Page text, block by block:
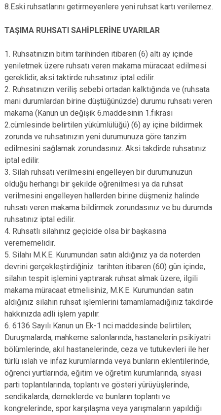
8.Eski ruhsatlarını getirmeyenlere yeni ruhsat kartı verilemez.
TAŞIMA RUHSATI SAHİPLERİNE UYARILAR
1. Ruhsatınızın bitim tarihinden itibaren (6) altı ay içinde
yeniletmek üzere ruhsatı veren makama müracaat edilmesi
gereklidir, aksi taktirde ruhsatınız iptal edilir.
2. Ruhsatınızın veriliş sebebi ortadan kalktığında ve (ruhsata
mani durumlardan birine düştüğünüzde) durumu ruhsatı veren
makama (Kanun un değişik 6.maddesinin 1.fıkrası
2.cümlesinde belirtilen yükümlülüğü) (6) ay içine bildirmek
zorunda ve ruhsatınızın yeni durumunuza göre tanzim
edilmesini sağlamak zorundasınız. Aksi takdirde ruhsatınız
iptal edilir.
3. Silah ruhsatı verilmesini engelleyen bir durumunuzun
olduğu herhangi bir şekilde öğrenilmesi ya da ruhsat
verilmesini engelleyen hallerden birine düşmeniz halinde
ruhsatı veren makama bildirmek zorundasınız ve bu durumda
ruhsatınız iptal edilir.
4. Ruhsatlı silahınız geçicide olsa bir başkasına
verememelidir.
5. Silahı M.K.E. Kurumundan satın aldığınız ya da noterden
devrini gerçekleştirdiğiniz tarihten itibaren (60) gün içinde,
silahın tespit işlemini yaptırarak ruhsat almak üzere, ilgili
makama müracaat etmelisiniz, M.K.E. Kurumundan satın
aldığınız silahın ruhsat işlemlerini tamamlamadığınız takdirde
hakkınızda adli işlem yapılır.
6. 6136 Sayılı Kanun un Ek-1 nci maddesinde belirtilen;
Duruşmalarda, mahkeme salonlarında, hastanelerin psikiyatri
bölümlerinde, akıl hastanelerinde, ceza ve tutukevleri ile her
türlü ıslah ve infaz kurumlarında veya bunların eklentilerinde,
öğrenci yurtlarında, eğitim ve öğretim kurumlarında, siyasi
parti toplantılarında, toplantı ve gösteri yürüyüşlerinde,
sendikalarda, derneklerde ve bunların toplantı ve
kongrelerinde, spor karşılaşma veya yarışmaların yapıldığı